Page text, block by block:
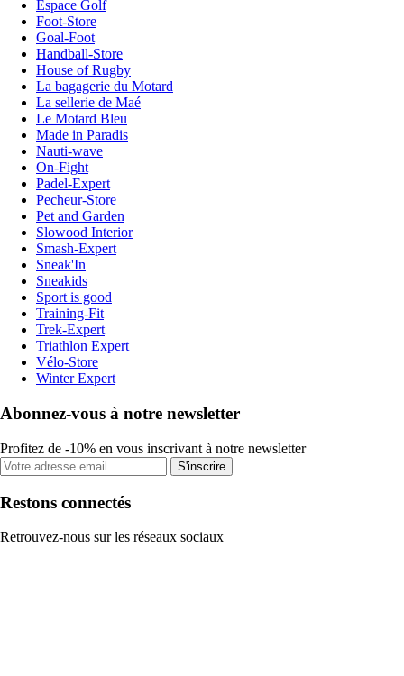
Espace Golf
Foot-Store
Goal-Foot
Handball-Store
House of Rugby
La bagagerie du Motard
La sellerie de Maé
Le Motard Bleu
Made in Paradis
Nauti-wave
On-Fight
Padel-Expert
Pecheur-Store
Pet and Garden
Slowood Interior
Smash-Expert
Sneak'In
Sneakids
Sport is good
Training-Fit
Trek-Expert
Triathlon Expert
Vélo-Store
Winter Expert
Abonnez-vous à notre newsletter
Profitez de -10% en vous inscrivant à notre newsletter
S'inscrire
Restons connectés
Retrouvez-nous sur les réseaux sociaux